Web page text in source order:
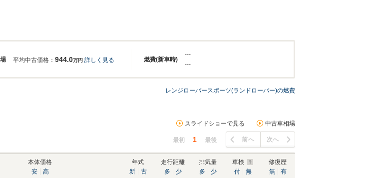
燃費(新車時)
平均中古価格： 944.0万円 詳しく見る
---
---
レンジローバースポーツ(ランドローバー)の燃費
スライドショーで見る 中古車相場
最初 1 最後 前へ 次へ
本体価格
安
高
年式
新
古
走行距離
多
少
排気量
多
少
車検
付
無
修復歴
無
有